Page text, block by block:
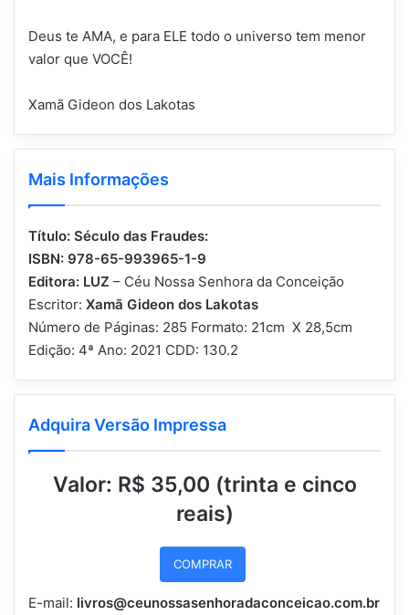
Deus te AMA, e para ELE todo o universo tem menor
valor que VOCÊ!
Xamã Gideon dos Lakotas
Mais Informações
Título: Século das Fraudes:
ISBN: 978-65-993965-1-9
Editora: LUZ – Céu Nossa Senhora da Conceição
Escritor: Xamã Gideon dos Lakotas
Número de Páginas: 285 Formato: 21cm X 28,5cm
Edição: 4ª Ano: 2021 CDD: 130.2
Adquira Versão Impressa
Valor: R$ 35,00 (trinta e cinco
reais)
COMPRAR
E-mail: livros@ceunossasenhoradaconceicao.com.br